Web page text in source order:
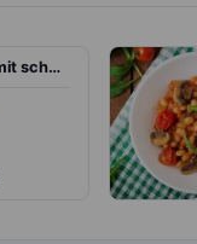
Rote Bete-Suppe mit schwarzen Bohnen und Pinienkernen